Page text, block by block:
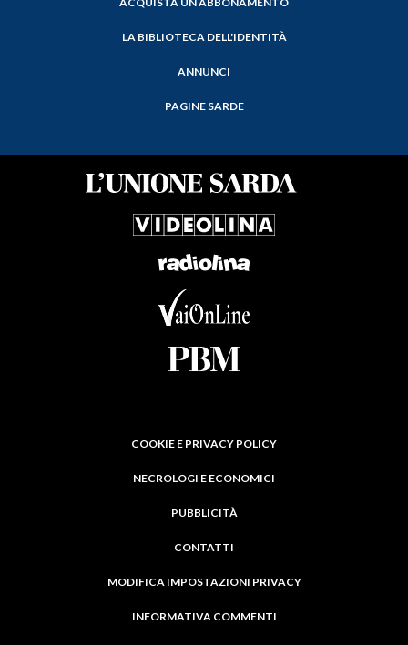
LA BIBLIOTECA DELL'IDENTITÀ
ANNUNCI
PAGINE SARDE
COOKIE E PRIVACY POLICY
NECROLOGI E ECONOMICI
PUBBLICITÀ
CONTATTI
MODIFICA IMPOSTAZIONI PRIVACY
INFORMATIVA COMMENTI